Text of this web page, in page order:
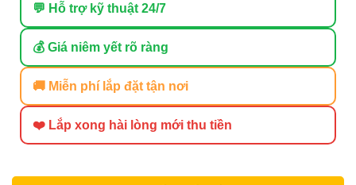
💬 Hỗ trợ kỹ thuật 24/7
💰 Giá niêm yết rõ ràng
🚚 Miễn phí lắp đặt tận nơi
❤️ Lắp xong hài lòng mới thu tiền